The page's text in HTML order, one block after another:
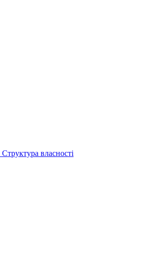
Структура власності